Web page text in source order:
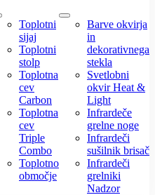
Toplotni
sijaj
Toplotni
stolp
Toplotna
cev
Carbon
Toplotna
cev
Triple
Combo
Toplotno
območje
Barve okvirja
in
dekorativnega
stekla
Svetlobni
okvir Heat &
Light
Infrardeče
grelne noge
Infrardeči
sušilnik brisač
Infrardeči
grelniki
Nadzor